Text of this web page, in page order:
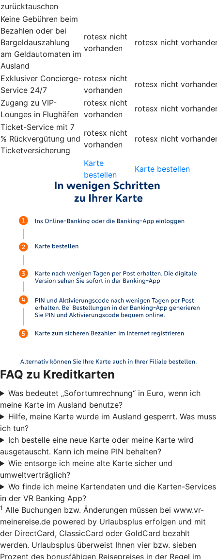
zurücktauschen
Keine Gebühren beim
Bezahlen oder bei
Bargeldauszahlung
am Geldautomaten im
Ausland
rotesx nicht
vorhanden
rotesx nicht
Exklusiver Concierge-
Service 24/7
rotesx nicht
vorhanden
rotesx nicht
Zugang zu VIP-
Lounges in Flughäfen
rotesx nicht
vorhanden
rotesx nicht
Ticket-Service mit 7
% Rückvergütung und
Ticketversicherung
rotesx nicht
vorhanden
rotesx nicht
Karte
bestellen
Karte bestellen
FAQ zu Kreditkarten
Was bedeutet „Sofortumrechnung“ in Euro, wenn ich
meine Karte im Ausland benutze?
Hilfe, meine Karte wurde im Ausland gesperrt. Was muss
ich tun?
Ich bestelle eine neue Karte oder meine Karte wird
ausgetauscht. Kann ich meine PIN behalten?
Wie entsorge ich meine alte Karte sicher und
umweltverträglich?
Wo finde ich meine Kartendaten und die Karten-Services
in der VR Banking App?
1 Alle Buchungen bzw. Änderungen müssen bei www.vr-
meinereise.de powered by Urlaubsplus erfolgen und mit
der DirectCard, ClassicCard oder GoldCard bezahlt
werden. Urlaubsplus überweist Ihnen vier bzw. sieben
Prozent des bonusfähigen Reisepreises in der Regel im